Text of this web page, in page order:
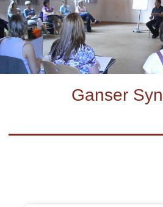
Ganser